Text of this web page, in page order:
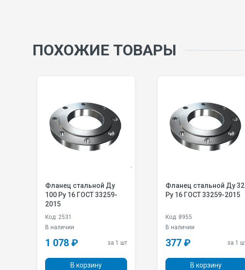
ПОХОЖИЕ ТОВАРЫ
Фланец стальной Ду
100 Pу 16 ГОСТ 33259-
2015
Код: 2531
В наличии
1 078 ₽ за 1 шт
В корзину
Фланец стальной Ду 32
Pу 16 ГОСТ 33259-2015
Код: 8955
В наличии
377 ₽ за 1
В корзину